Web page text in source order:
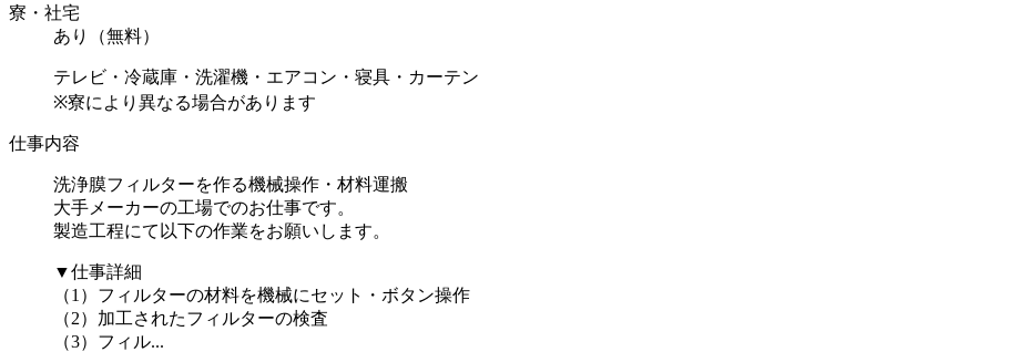
寮・社宅
あり（無料）
テレビ・冷蔵庫・洗濯機・エアコン・寝具・カーテン
※寮により異なる場合があります
仕事内容
洗浄膜フィルターを作る機械操作・材料運搬
大手メーカーの工場でのお仕事です。
製造工程にて以下の作業をお願いします。
▼仕事詳細
（1）フィルターの材料を機械にセット・ボタン操作
（2）加工されたフィルターの検査
（3）フィル...